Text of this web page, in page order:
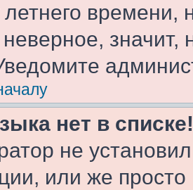
летнего
значит,
нет в списке!
не
или же